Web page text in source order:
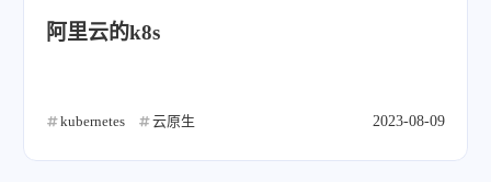
阿里云的k8s
kubernetes 云原生 2023-08-09